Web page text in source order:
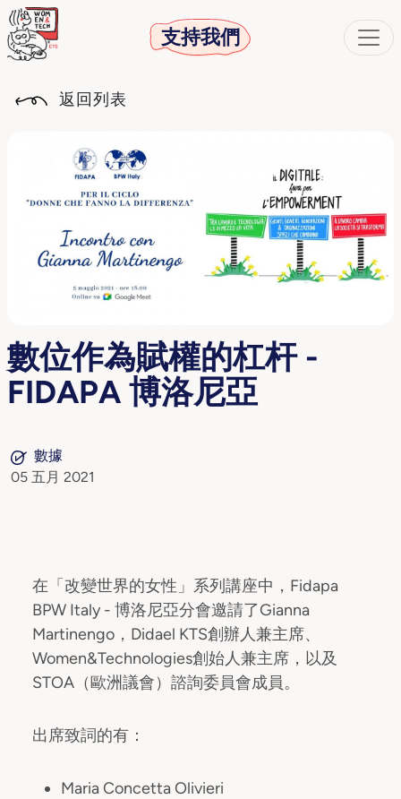
支持我們
返回列表
數位作為賦權的杠杆 -
FIDAPA 博洛尼亞
數據
05 五月 2021
在「改變世界的女性」系列講座中，Fidapa
BPW Italy - 博洛尼亞分會邀請了Gianna
Martinengo，Didael KTS創辦人兼主席、
Women&Technologies創始人兼主席，以及
STOA（歐洲議會）諮詢委員會成員。
出席致詞的有：
Maria Concetta Olivieri